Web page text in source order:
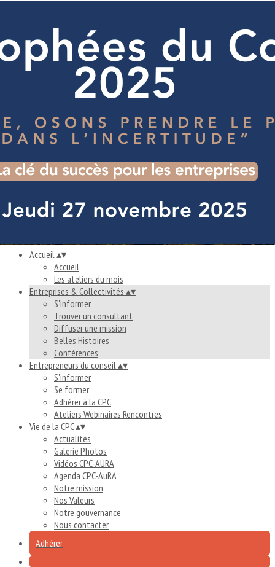
Exporter uniquement les colonnes affichées
S'informer
Trouver un consultant
Diffuser une mission
Conférences
Cliquez pour éditer
Accueil▴▾
Accueil
Les ateliers du mois
Entreprises & Collectivités ▴▾
S'informer
Trouver un consultant
Diffuser une mission
Belles Histoires
Conférences
Entrepreneurs du conseil▴▾
S'informer
Se former
Adhérer à la CPC
Ateliers Webinaires Rencontres
Vie de la CPC▴▾
Actualités
Galerie Photos
Vidéos CPC-AURA
Agenda CPC-AuRA
Notre mission
Nos Valeurs
Notre gouvernance
Nous contacter
Adhérer